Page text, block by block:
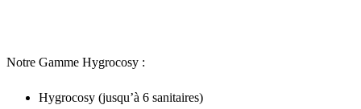
Notre Gamme Hygrocosy :
Hygrocosy (jusqu’à 6 sanitaires)